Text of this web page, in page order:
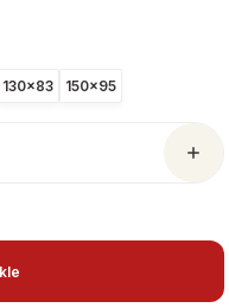
130x83 150x95